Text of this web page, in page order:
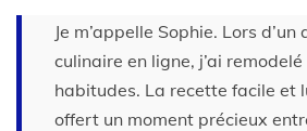
Je m’appelle Sophie. Lors d’un
culinaire en ligne, j’ai remodelé
habitudes. La recette facile et
offert un moment précieux